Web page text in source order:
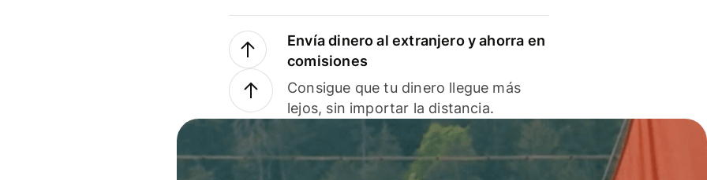
Envía dinero al extranjero y ahorra en
comisiones
Consigue que tu dinero llegue más
lejos, sin importar la distancia.